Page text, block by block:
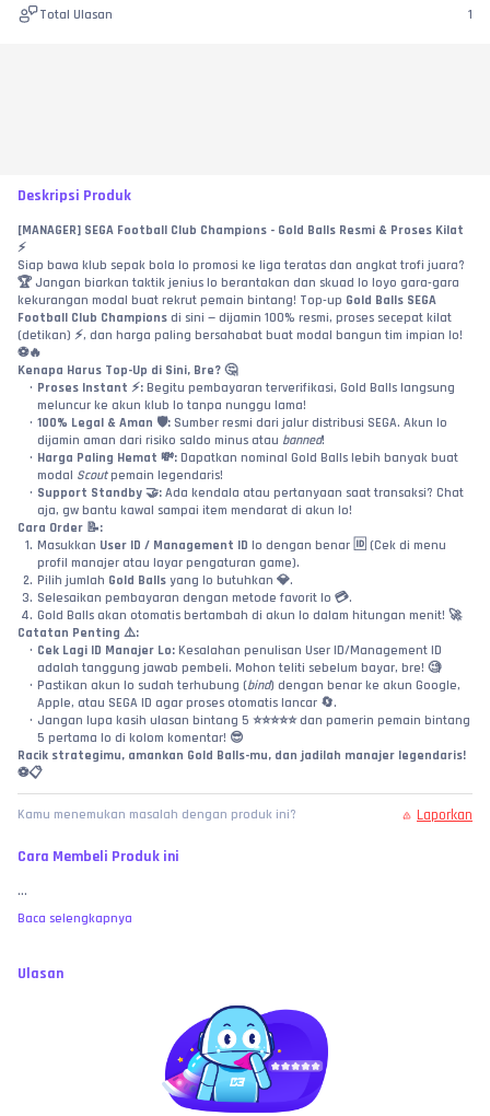
Total Ulasan 1
Deskripsi Produk
[MANAGER] SEGA Football Club Champions - Gold Balls Resmi & Proses Kilat
⚡
Siap bawa klub sepak bola lo promosi ke liga teratas dan angkat trofi juara?
🏆 Jangan biarkan taktik jenius lo berantakan dan skuad lo loyo gara-gara
kekurangan modal buat rekrut pemain bintang! Top-up Gold Balls SEGA
Football Club Champions di sini — dijamin 100% resmi, proses secepat kilat
(detikan) ⚡, dan harga paling bersahabat buat modal bangun tim impian lo!
⚽🔥
Kenapa Harus Top-Up di Sini, Bre? 🤔
Proses Instant ⚡: Begitu pembayaran terverifikasi, Gold Balls langsung
meluncur ke akun klub lo tanpa nunggu lama!
100% Legal & Aman 🛡️: Sumber resmi dari jalur distribusi SEGA. Akun lo
dijamin aman dari risiko saldo minus atau banned!
Harga Paling Hemat 💸: Dapatkan nominal Gold Balls lebih banyak buat
modal Scout pemain legendaris!
Support Standby 🤝: Ada kendala atau pertanyaan saat transaksi? Chat
aja, gw bantu kawal sampai item mendarat di akun lo!
Cara Order 📝:
Masukkan User ID / Management ID lo dengan benar 🆔 (Cek di menu
profil manajer atau layar pengaturan game).
Pilih jumlah Gold Balls yang lo butuhkan 💎.
Selesaikan pembayaran dengan metode favorit lo 💳.
Gold Balls akan otomatis bertambah di akun lo dalam hitungan menit! 🚀
Catatan Penting ⚠️:
Cek Lagi ID Manajer Lo: Kesalahan penulisan User ID/Management ID
adalah tanggung jawab pembeli. Mohon teliti sebelum bayar, bre! 🧐
Pastikan akun lo sudah terhubung (bind) dengan benar ke akun Google,
Apple, atau SEGA ID agar proses otomatis lancar 🔄.
Jangan lupa kasih ulasan bintang 5 ⭐⭐⭐⭐⭐ dan pamerin pemain bintang
5 pertama lo di kolom komentar! 😎
Racik strategimu, amankan Gold Balls-mu, dan jadilah manajer legendaris!
⚽📋
Kamu menemukan masalah dengan produk ini? Laporkan
Cara Membeli Produk ini
...
Baca selengkapnya
Ulasan